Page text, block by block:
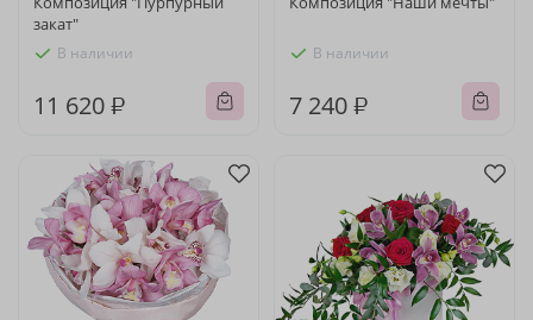
закат"
В наличии
11 620 ₽
В наличии
7 240 ₽